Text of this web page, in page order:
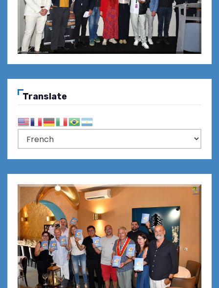
Translate